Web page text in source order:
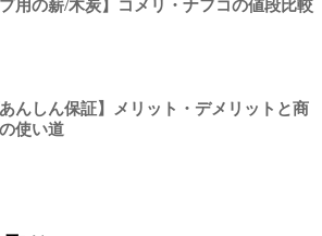
プ用の薪/木炭】コメリ・ナフコの値段比較
あんしん保証】メリット・デメリットと商
使い道